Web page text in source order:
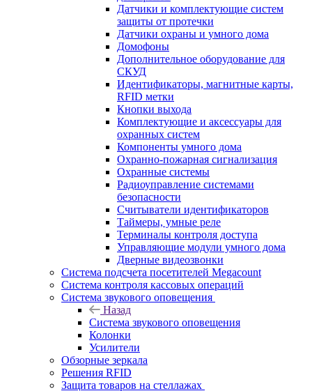
Датчики и комплектующие систем
защиты от протечки
Датчики охраны и умного дома
Домофоны
Дополнительное оборудование для
СКУД
Идентификаторы, магнитные карты,
RFID метки
Кнопки выхода
Комплектующие и аксессуары для
охранных систем
Компоненты умного дома
Охранно-пожарная сигнализация
Охранные системы
Радиоуправление системами
безопасности
Считыватели идентификаторов
Таймеры, умные реле
Терминалы контроля доступа
Управляющие модули умного дома
Дверные видеозвонки
Система подсчета посетителей Megacount
Система контроля кассовых операций
Система звукового оповещения
Назад
Система звукового оповещения
Колонки
Усилители
Обзорные зеркала
Решения RFID
Защита товаров на стеллажах